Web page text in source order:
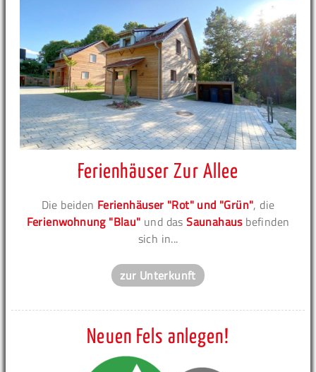
Ferienhäuser Zur Allee
Die beiden Ferienhäuser "Rot" und "Grün", die
Ferienwohnung "Blau" und dasSaunahausbefinden
sich in...
zur Unterkunft
Neuen Fels anlegen!